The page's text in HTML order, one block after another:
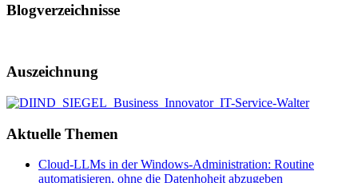
Blogverzeichnisse
Auszeichnung
Aktuelle Themen
Cloud-LLMs in der Windows-Administration: Routine
automatisieren, ohne die Datenhoheit abzugeben